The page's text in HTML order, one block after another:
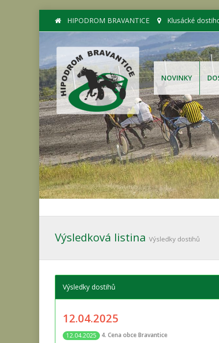
HIPODROM BRAVANTICE Klusácké
NOVINKY
Výsledková listina Výsledky dostihů
Výsledky dostihů
12.04.2025
12.04.2025
4. Cena obce Bravantice